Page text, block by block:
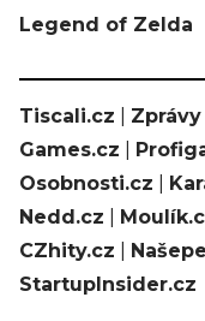
Legend of Zelda
Tiscali.cz Zprávy
Games.cz
Osobnosti.cz
Nedd.cz
CZhity.cz
StartupInsider.cz